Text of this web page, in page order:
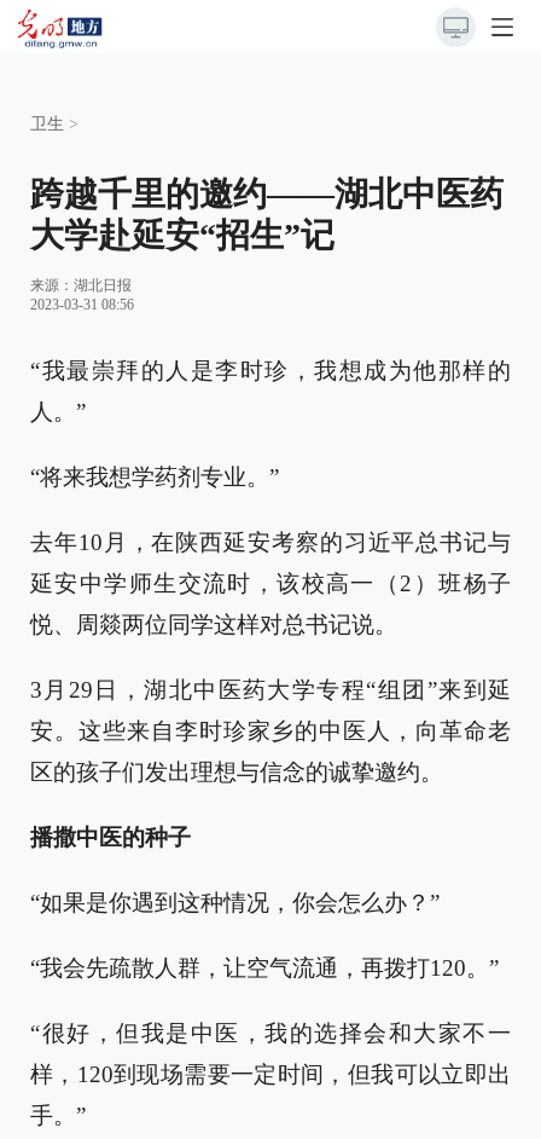
卫生 >
跨越千里的邀约——湖北中医药
大学赴延安“招生”记
来源： 湖北日报
2023-03-31 08:56
“我最崇拜的人是李时珍，我想成为他那样的
人。”
“将来我想学药剂专业。”
去年10月，在陕西延安考察的习近平总书记与
延安中学师生交流时，该校高一（2）班杨子
悦、周燚两位同学这样对总书记说。
3月29日，湖北中医药大学专程“组团”来到延
安。这些来自李时珍家乡的中医人，向革命老
区的孩子们发出理想与信念的诚挚邀约。
播撒中医的种子
“如果是你遇到这种情况，你会怎么办？”
“我会先疏散人群，让空气流通，再拨打120。”
“很好，但我是中医，我的选择会和大家不一
样，120到现场需要一定时间，但我可以立即出
手。”